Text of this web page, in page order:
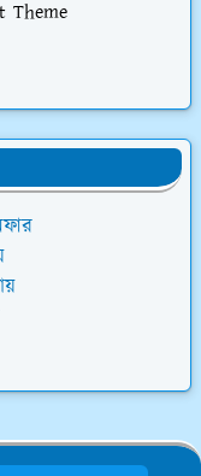
Theme